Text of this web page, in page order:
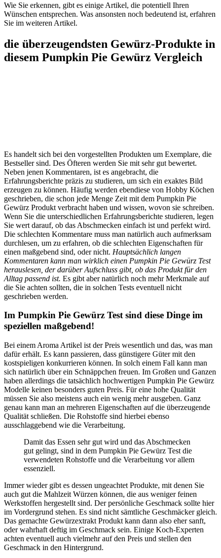
Wie Sie erkennen, gibt es einige Artikel, die potentiell Ihren
Wünschen entsprechen. Was ansonsten noch bedeutend ist, erfahren
Sie im weiteren Artikel.
die überzeugendsten Gewürz-Produkte in
diesem Pumpkin Pie Gewürz Vergleich
Es handelt sich bei den vorgestellten Produkten um Exemplare, die
Bestseller sind. Des Öfteren werden Sie mit sehr gut bewertet.
Neben jenen Kommentaren, ist es angebracht, die
Erfahrungsberichte präzis zu studieren, um sich ein exaktes Bild
erzeugen zu können. Häufig werden ebendiese von Hobby Köchen
geschrieben, die schon jede Menge Zeit mit dem Pumpkin Pie
Gewürz Produkt verbracht haben und wissen, wovon sie schreiben.
Wenn Sie die unterschiedlichen Erfahrungsberichte studieren, legen
Sie wert darauf, ob das Abschmecken einfach ist und perfekt wird.
Die schlechten Kommentare muss man natürlich auch aufmerksam
durchlesen, um zu erfahren, ob die schlechten Eigenschaften für
einen maßgebend sind, oder nicht. Hauptsächlich langen
Kommentaren kann man wirklich einen Pumpkin Pie Gewürz Test
herauslesen, der darüber Aufschluss gibt, ob das Produkt für den
Alltag passend ist. Es gibt aber natürlich noch mehr Merkmale auf
die Sie achten sollten, die in solchen Tests eventuell nicht
geschrieben werden.
Im Pumpkin Pie Gewürz Test sind diese Dinge im
speziellen maßgebend!
Bei einem Aroma Artikel ist der Preis wesentlich und das, was man
dafür erhält. Es kann passieren, dass günstigere Güter mit den
kostspieligen konkurrieren können. In solch einem Fall kann man
sich natürlich über ein Schnäppchen freuen. Im Großen und Ganzen
haben allerdings die tatsächlich hochwertigen Pumpkin Pie Gewürz
Modelle keinen besonders guten Preis. Für eine hohe Qualität
müssen Sie also meistens auch ein wenig mehr ausgeben. Ganz
genau kann man an mehreren Eigenschaften auf die überzeugende
Qualität schließen. Die Rohstoffe sind hierbei ebenso
ausschlaggebend wie die Verarbeitung.
Damit das Essen sehr gut wird und das Abschmecken
gut gelingt, sind in dem Pumpkin Pie Gewürz Test die
verwendeten Rohstoffe und die Verarbeitung vor allem
essenziell.
Immer wieder gibt es dessen ungeachtet Produkte, mit denen Sie
auch gut die Mahlzeit Würzen können, die aus weniger feinen
Werkstoffen hergestellt sind. Der persönliche Geschmack sollte hier
im Vordergrund stehen. Es sind nicht sämtliche Geschmäcker gleich.
Das gemachte Gewürzextrakt Produkt kann dann also eher sanft,
oder wahrhaft deftig im Geschmack sein. Einige Koch-Experten
achten eventuell auch vielmehr auf den Preis und stellen den
Geschmack in den Hintergrund.